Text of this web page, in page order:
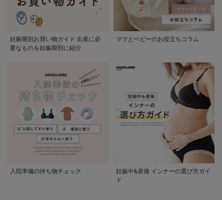
妊娠期別お買い物ガイド 出産に必
要なものを妊娠期別に紹介
ママとベビーのお役立ちコラム
入院準備の持ち物チェック
妊娠中&産後 インナーの選び方ガイ
ド